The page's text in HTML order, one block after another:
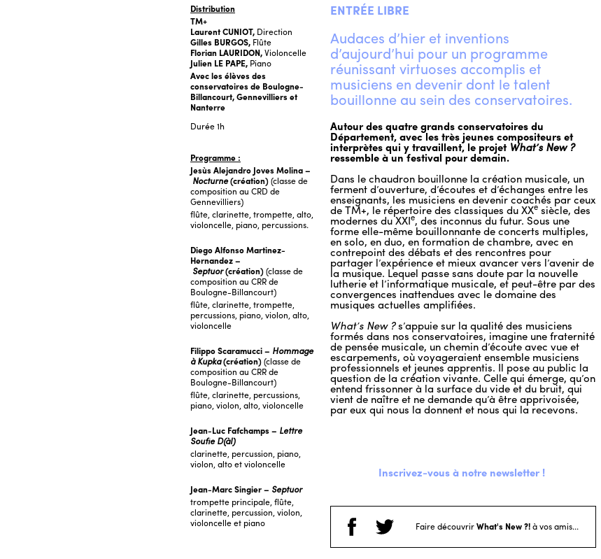
Distribution
TM+
Laurent CUNIOT, Direction
Gilles BURGOS, Flûte
Florian LAURIDON,Violoncelle
Julien LE PAPE, Piano
Avec les élèves des
conservatoires de Boulogne-
Billancourt, Gennevilliers et
Nanterre
Durée1h
Programme :
Jesùs Alejandro Joves Molina –
Nocturne(création)(classe de
composition au CRD de
Gennevilliers)
flûte, clarinette, trompette, alto,
violoncelle, piano, percussions.
Diego Alfonso Martinez-
Hernandez –
Septuor(création)(classe de
composition au CRR de
Boulogne-Billancourt)
flûte, clarinette, trompette,
percussions, piano, violon, alto,
violoncelle
Filippo Scaramucci – Hommage
à Kupka(création)(classe de
composition au CRR de
Boulogne-Billancourt)
flûte, clarinette, percussions,
piano, violon, alto, violoncelle
Jean-Luc Fafchamps – Lettre
Soufie D(àl)
clarinette, percussion, piano,
violon, alto et violoncelle
Jean-Marc Singier – Septuor
trompette principale, flûte,
clarinette, percussion, violon,
violoncelle et piano
ENTRÉE LIBRE
Audaces d’hier et inventions
d’aujourd’hui pour un programme
réunissant virtuoses accomplis et
musiciens en devenir dont le talent
bouillonne au sein des conservatoires.
Autour des quatre grands conservatoires du
Département, avec les très jeunes compositeurs et
interprètes qui y travaillent, le projet What’s New ?
ressemble à un festival pour demain.
Dans le chaudron bouillonne la création musicale, un
ferment d’ouverture, d’écoutes et d’échanges entre les
enseignants, les musiciens en devenir coachés par ceux
de TM+, le répertoire des classiques du XXe siècle, des
modernes du XXIe, des inconnus du futur. Sous une
forme elle-même bouillonnante de concerts multiples,
en solo, en duo, en formation de chambre, avec en
contrepoint des débats et des rencontres pour
partager l’expérience et mieux avancer vers l’avenir de
la musique. Lequel passe sans doute par la nouvelle
lutherie et l’informatique musicale, et peut-être par des
convergences inattendues avec le domaine des
musiques actuelles amplifiées.
What’s New ?s’appuie sur la qualité des musiciens
formés dans nos conservatoires, imagine une fraternité
de pensée musicale, un chemin d’écoute avec vue et
escarpements, où voyageraient ensemble musiciens
professionnels et jeunes apprentis. Il pose au public la
question de la création vivante. Celle qui émerge, qu’on
entend frissonner à la surface du vide et du bruit, qui
vient de naître et ne demande qu’à être apprivoisée,
par eux qui nous la donnent et nous qui la recevons.
Inscrivez-vous à notre newsletter !
Faire découvrirWhat's New ?!à vos amis...